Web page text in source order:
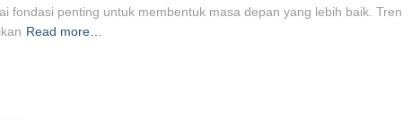
fondasi penting untuk membentuk masa depan yang lebih baik. Tren
Read more…